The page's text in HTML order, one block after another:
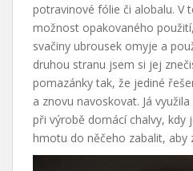
potravinové fólie či alobalu. V
možnost opakovaného
svačiny ubrousek omyje a
druhou stranu jsem si jej
pomazánky tak, že jediné
a znovu navoskovat. Já
při výrobě domácí chalvy, kdy
hmotu do něčeho zabalit, aby